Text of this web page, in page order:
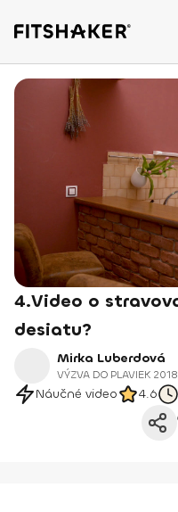
4.Video o
desiatu?
Mirka Luberdová
VÝZVA DO PLAVIEK 2018
Náučné video 4.6